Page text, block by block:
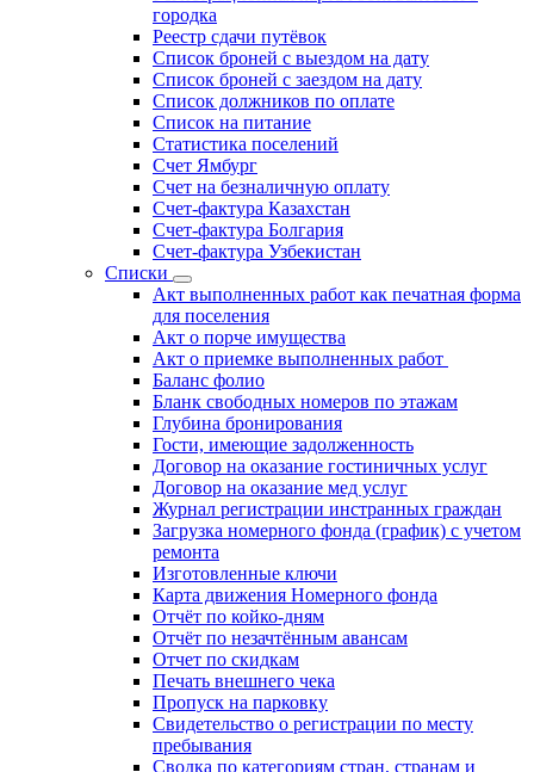
городка
Реестр сдачи путёвок
Список броней с выездом на дату
Список броней с заездом на дату
Список должников по оплате
Список на питание
Статистика поселений
Счет Ямбург
Счет на безналичную оплату
Счет-фактура Казахстан
Счет-фактура Болгария
Счет-фактура Узбекистан
Списки
Акт выполненных работ как печатная форма
для поселения
Акт о порче имущества
Акт о приемке выполненных работ
Баланс фолио
Бланк свободных номеров по этажам
Глубина бронирования
Гости, имеющие задолженность
Договор на оказание гостиничных услуг
Договор на оказание мед услуг
Журнал регистрации инстранных граждан
Загрузка номерного фонда (график) с учетом
ремонта
Изготовленные ключи
Карта движения Номерного фонда
Отчёт по койко-дням
Отчёт по незачтённым авансам
Отчет по скидкам
Печать внешнего чека
Пропуск на парковку
Свидетельство о регистрации по месту
пребывания
Сводка по категориям стран, странам и